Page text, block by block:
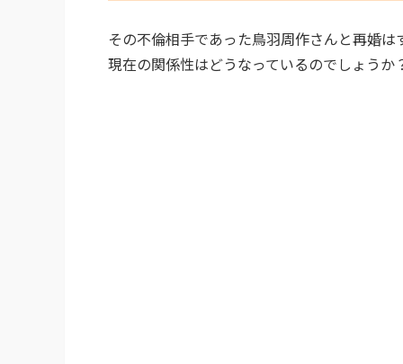
その不倫相手であった鳥羽周作さんと再婚は
現在の関係性はどうなっているのでしょうか